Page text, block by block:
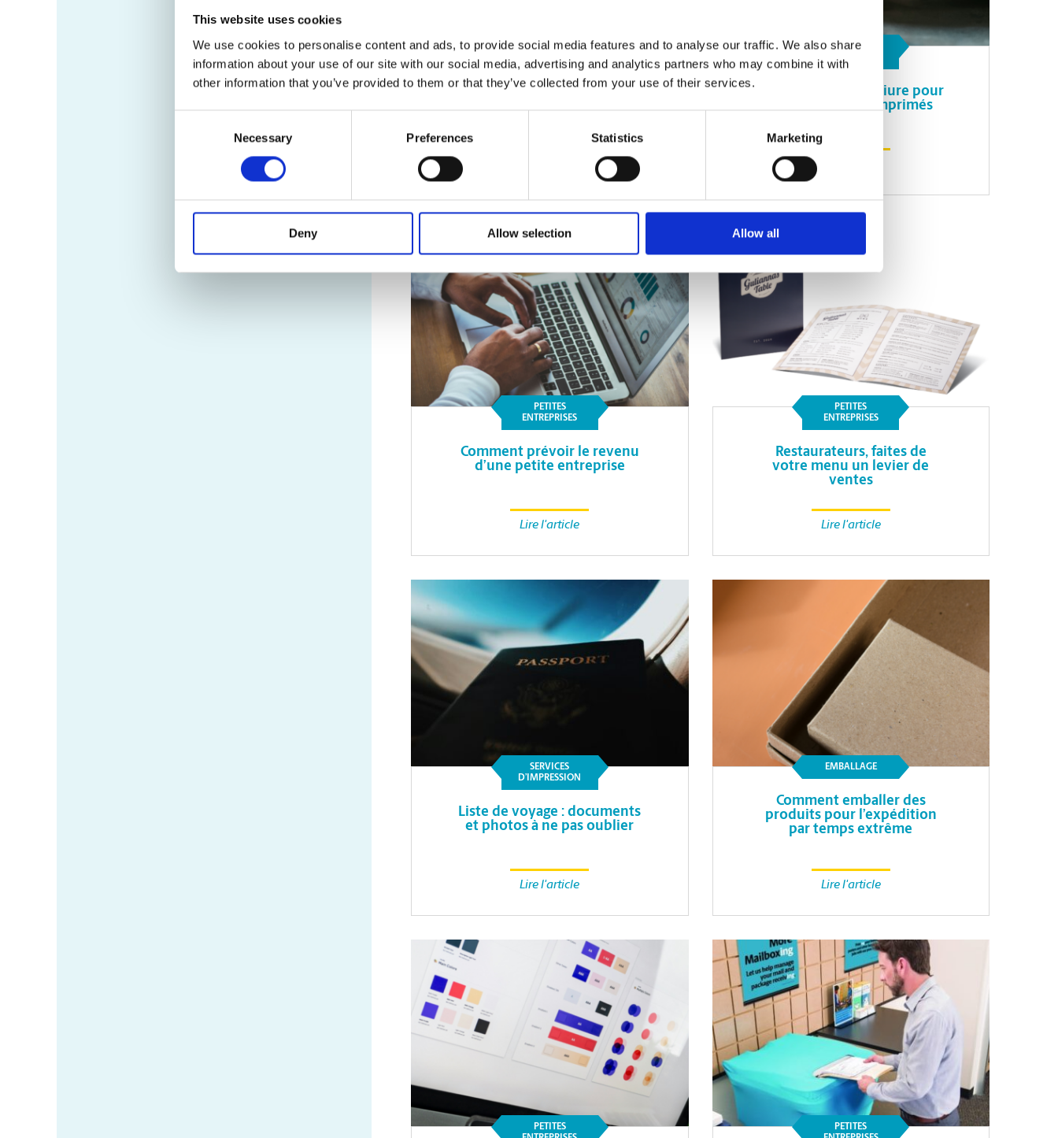
This website uses cookies
We use cookies to personalise content and ads, to provide social media features and to analyse our traffic. We also share
information about your use of our site with our social media, advertising and analytics partners who may combine it with
other information that you’ve provided to them or that they’ve collected from your use of their services.
Necessary Preferences Statistics Marketing
Deny Allow selection Allow all
SERVICES
D’IMPRESSION
Reliure et finition
professionnelles : donnez
présentations
SERVICES
D’IMPRESSION
Choisir la bonne reliure pour
vos documents imprimés
PETITES
ENTREPRISES
Comment prévoir le revenu
d’une petite entreprise
Lire l'article
PETITES
ENTREPRISES
Restaurateurs, faites de
votre menu un levier de
ventes
Lire l'article
SERVICES
D’IMPRESSION
Liste de voyage : documents
et photos à ne pas oublier
Lire l'article
EMBALLAGE
Comment emballer des
produits pour l’expédition
par temps extrême
Lire l'article
PETITES
PETITES